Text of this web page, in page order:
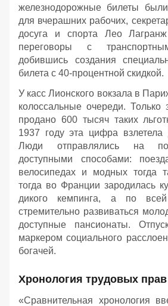
железнодорожные билеты
для вчерашних рабочих,
досуга и спорта Лео
переговоры с
добившись создания
билета с 40-процентной скидкой.
У касс Лионского вокзала в
колоссальные очереди.
продано 600 тысяч таких
1937 году эта цифра
Люди отправлялись на
доступными способами:
велосипедах и модных тогда
тогда во Франции зародилась
дикого кемпинга, а по
стремительно развиваться
доступные пансионаты.
маркером социального
богачей.
Хронология трудовых
«Сравнительная хронология